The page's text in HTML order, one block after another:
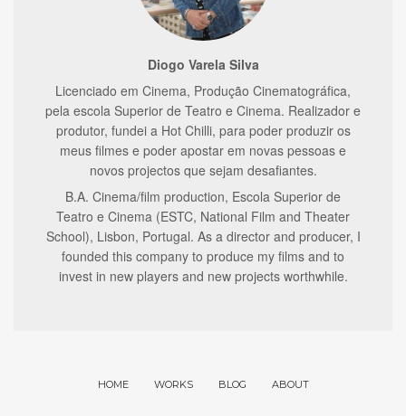
Diogo Varela Silva
Licenciado em Cinema, Produção Cinematográfica,
pela escola Superior de Teatro e Cinema. Realizador e
produtor, fundei a Hot Chilli, para poder produzir os
meus filmes e poder apostar em novas pessoas e
novos projectos que sejam desafiantes.
B.A. Cinema/film production, Escola Superior de
Teatro e Cinema (ESTC, National Film and Theater
School), Lisbon, Portugal. As a director and producer, I
founded this company to produce my films and to
invest in new players and new projects worthwhile.
HOME WORKS BLOG ABOUT